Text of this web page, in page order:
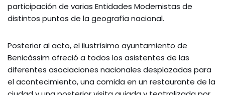
participación de varias Entidades Modernistas de
distintos puntos de la geografía nacional.
Posterior al acto, el ilustrísimo ayuntamiento de
Benicàssim ofreció a todos los asistentes de las
diferentes asociaciones nacionales desplazadas para
el acontecimiento, una comida en un restaurante de la